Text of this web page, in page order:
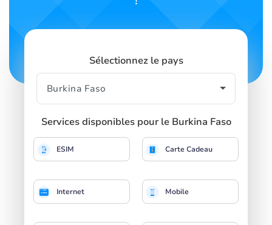
Sélectionnez le pays
Services disponibles pour le Burkina Faso
ESIM Carte Cadeau
Internet Mobile